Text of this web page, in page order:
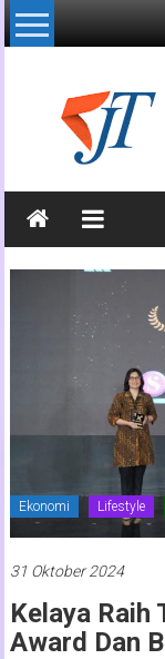
Lompat
ke
Kabar
Jawa
Timur
Ekonomi Lifestyle
31 Oktober 2024
Kelaya Raih
Award Dan